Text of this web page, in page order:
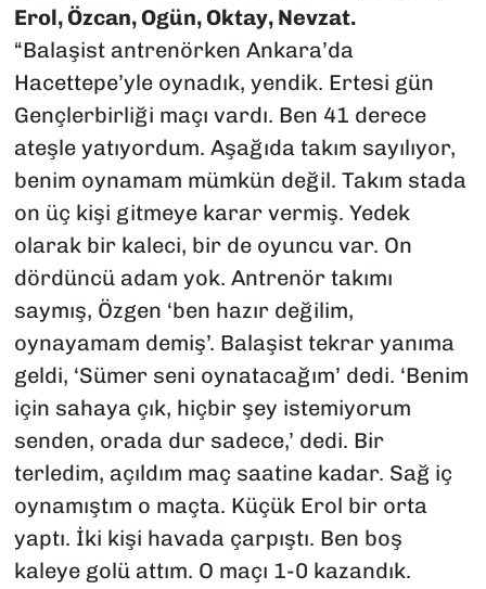
Erol, Özcan, Ogün, Oktay, Nevzat.
“Balaşist antrenörken Ankara’da
Hacettepe’yle oynadık, yendik. Ertesi gün
Gençlerbirliği maçı vardı. Ben 41 derece
ateşle yatıyordum. Aşağıda takım sayılıyor,
benim oynamam mümkün değil. Takım stada
on üç kişi gitmeye karar vermiş. Yedek
olarak bir kaleci, bir de oyuncu var. On
dördüncü adam yok. Antrenör takımı
saymış, Özgen ‘ben hazır değilim,
oynayamam demiş’. Balaşist tekrar yanıma
geldi, ‘Sümer seni oynatacağım’ dedi. ‘Benim
için sahaya çık, hiçbir şey istemiyorum
senden, orada dur sadece,’ dedi. Bir
terledim, açıldım maç saatine kadar. Sağ iç
oynamıştım o maçta. Küçük Erol bir orta
yaptı. İki kişi havada çarpıştı. Ben boş
kaleye golü attım. O maçı 1-0 kazandık.